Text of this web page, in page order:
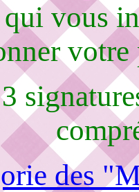
vous
votre
des